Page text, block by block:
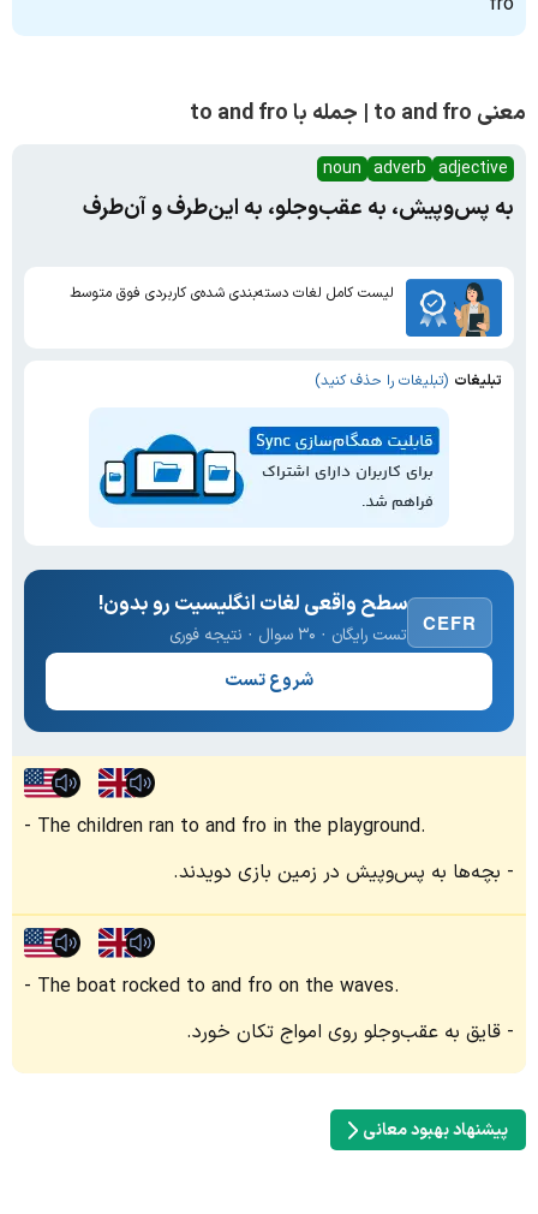
معنی to and fro | جمله با to and fro
adjective
adverb
noun
به پس‌وپیش، به عقب‌وجلو، به این‌طرف‌ و آن‌طرف
لیست کامل لغات دسته‌بندی شده‌ی کاربردی فوق متوسط
تبلیغات (تبلیغات را حذف کنید)
CEFR
سطح واقعی لغات انگلیسیت رو بدون!
تست رایگان · ۳۰ سوال · نتیجه فوری
شروع تست
The children ran to and fro in the playground.
بچه‌ها به پس‌وپیش در زمین بازی دویدند.
The boat rocked to and fro on the waves.
قایق به عقب‌وجلو روی امواج تکان خورد.
پیشنهاد بهبود معانی